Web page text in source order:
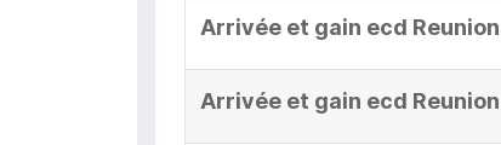
Arrivée et gain ecd
Arrivée et gain ecd